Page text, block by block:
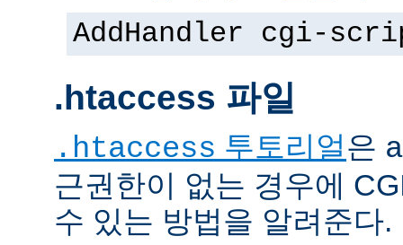
AddHandler cgi-
.htaccess 파일
.htaccess 투토리얼은
근권한이 없는 경우에
수 있는 방법을 알려준다.